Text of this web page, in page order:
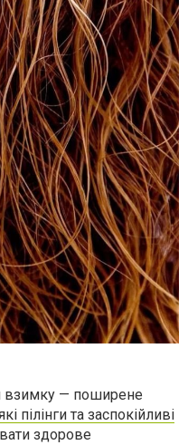
взимку — поширене
пілінги та заспокійливі
здорове